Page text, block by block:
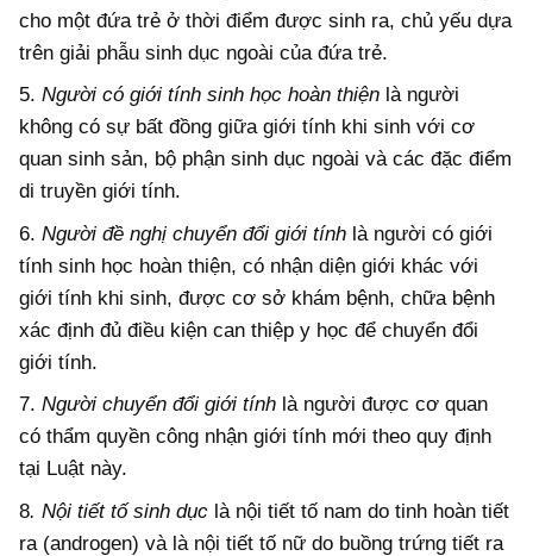
cho một đứa trẻ ở thời điểm được sinh ra, chủ yếu dựa
trên giải phẫu sinh dục ngoài của đứa trẻ.
5. Người có giới tính sinh học hoàn thiện là người
không có sự bất đồng giữa giới tính khi sinh với cơ
quan sinh sản, bộ phận sinh dục ngoài và các đặc điểm
di truyền giới tính.
6. Người đề nghị chuyển đổi giới tính là người có giới
tính sinh học hoàn thiện, có nhận diện giới khác với
giới tính khi sinh, được cơ sở khám bệnh, chữa bệnh
xác định đủ điều kiện can thiệp y học để chuyển đổi
giới tính.
7. Người chuyển đổi giới tính là người được cơ quan
có thẩm quyền công nhận giới tính mới theo quy định
tại Luật này.
8. Nội tiết tố sinh dục là nội tiết tố nam do tinh hoàn tiết
ra (androgen) và là nội tiết tố nữ do buồng trứng tiết ra